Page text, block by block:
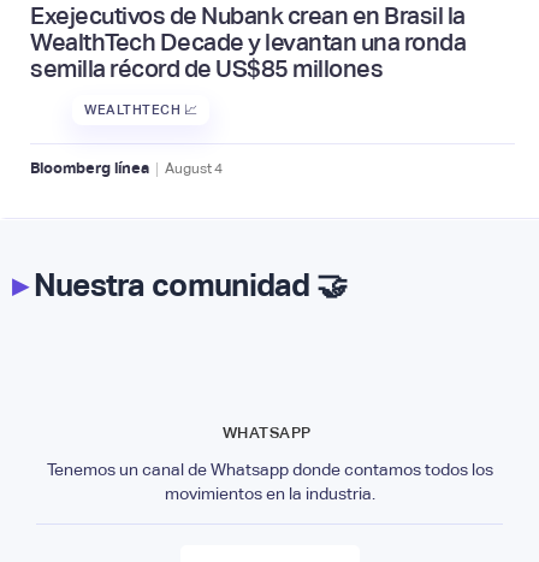
Exejecutivos de Nubank crean en Brasil la
WealthTech Decade y levantan una ronda
semilla récord de US$85 millones
WEALTHTECH 📈
Bloomberg línea | August4
▸Nuestra comunidad 🤝
WHATSAPP
Tenemos un canal de Whatsapp donde contamos todos los
movimientos en la industria.